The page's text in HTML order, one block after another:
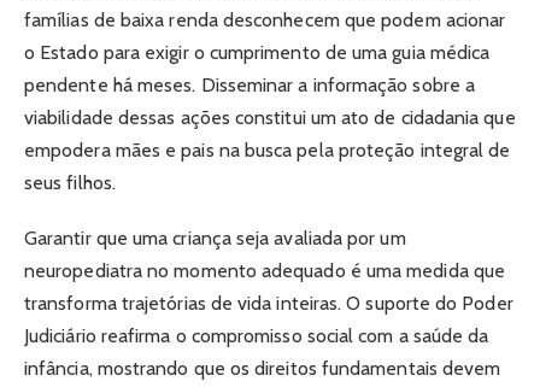
famílias de baixa renda desconhecem que podem acionar
o Estado para exigir o cumprimento de uma guia médica
pendente há meses. Disseminar a informação sobre a
viabilidade dessas ações constitui um ato de cidadania que
empodera mães e pais na busca pela proteção integral de
seus filhos.
Garantir que uma criança seja avaliada por um
neuropediatra no momento adequado é uma medida que
transforma trajetórias de vida inteiras. O suporte do Poder
Judiciário reafirma o compromisso social com a saúde da
infância, mostrando que os direitos fundamentais devem